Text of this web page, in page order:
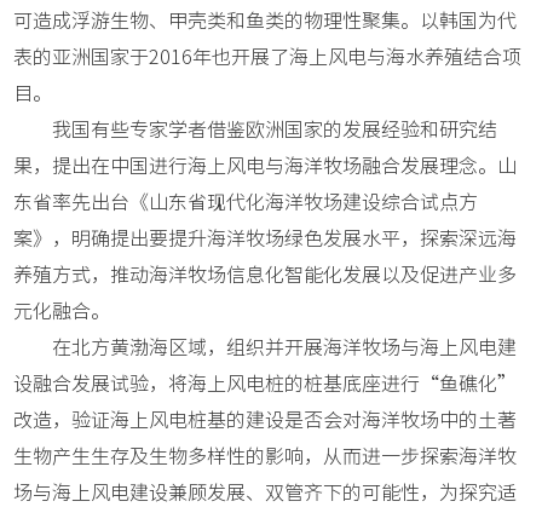
可造成浮游生物、甲壳类和鱼类的物理性聚集。以韩国为代
表的亚洲国家于2016年也开展了海上风电与海水养殖结合项
目。
我国有些专家学者借鉴欧洲国家的发展经验和研究结
果，提出在中国进行海上风电与海洋牧场融合发展理念。山
东省率先出台《山东省现代化海洋牧场建设综合试点方
案》，明确提出要提升海洋牧场绿色发展水平，探索深远海
养殖方式，推动海洋牧场信息化智能化发展以及促进产业多
元化融合。
在北方黄渤海区域，组织并开展海洋牧场与海上风电建
设融合发展试验，将海上风电桩的桩基底座进行“鱼礁化”
改造，验证海上风电桩基的建设是否会对海洋牧场中的土著
生物产生生存及生物多样性的影响，从而进一步探索海洋牧
场与海上风电建设兼顾发展、双管齐下的可能性，为探究适